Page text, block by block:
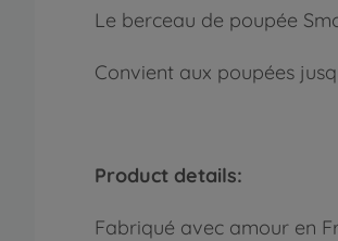
Le berceau de poupée
Convient aux poupées
Product details:
Fabriqué avec amour en